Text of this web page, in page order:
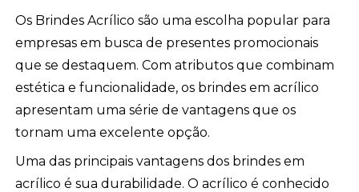
Os Brindes Acrílico são uma escolha popular para
empresas em busca de presentes promocionais
que se destaquem. Com atributos que combinam
estética e funcionalidade, os brindes em acrílico
apresentam uma série de vantagens que os
tornam uma excelente opção.
Uma das principais vantagens dos brindes em
acrílico é sua durabilidade. O acrílico é conhecido